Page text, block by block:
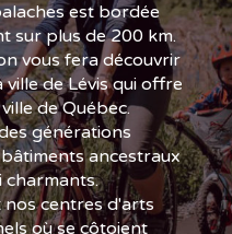
est bordée
sur plus de 200 km.
vous fera découvrir
de Lévis qui offre
de Québec.
générations
ancestraux
charmants.
nos centres d'arts
où se côtoient